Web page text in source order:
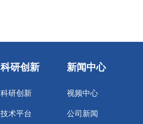
科研创新
科研创新
技术平台
新闻中心
视频中心
公司新闻